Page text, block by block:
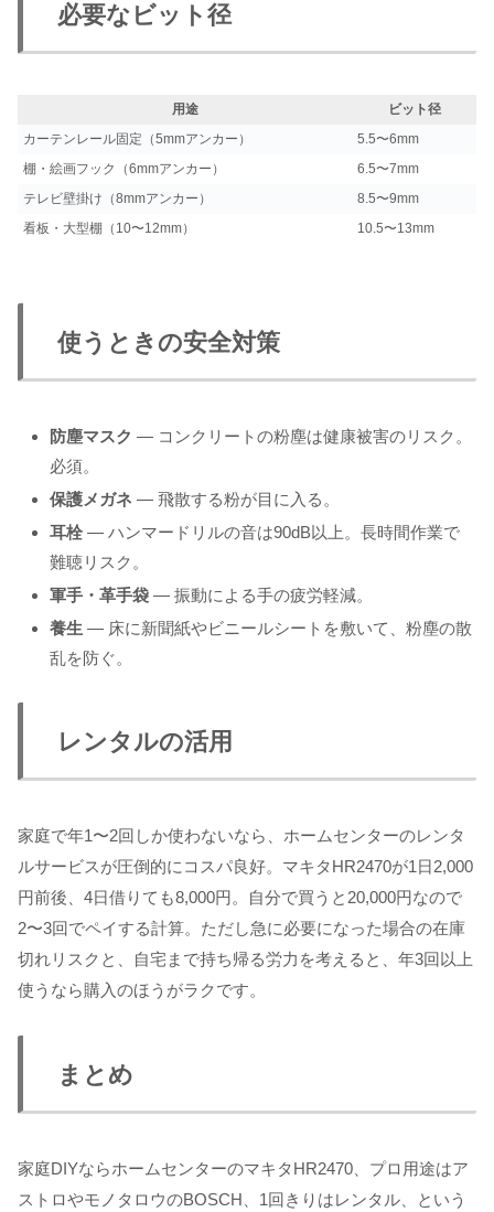
必要なビット径
用途
ビット径
カーテンレール固定（5mmアンカー）
5.5〜6mm
棚・絵画フック（6mmアンカー）
6.5〜7mm
テレビ壁掛け（8mmアンカー）
8.5〜9mm
看板・大型棚（10〜12mm）
10.5〜13mm
使うときの安全対策
防塵マスク — コンクリートの粉塵は健康被害のリスク。
必須。
保護メガネ — 飛散する粉が目に入る。
耳栓 — ハンマードリルの音は90dB以上。長時間作業で
難聴リスク。
軍手・革手袋 — 振動による手の疲労軽減。
養生 — 床に新聞紙やビニールシートを敷いて、粉塵の散
乱を防ぐ。
レンタルの活用
家庭で年1〜2回しか使わないなら、ホームセンターのレンタ
ルサービスが圧倒的にコスパ良好。マキタHR2470が1日2,000
円前後、4日借りても8,000円。自分で買うと20,000円なので
2〜3回でペイする計算。ただし急に必要になった場合の在庫
切れリスクと、自宅まで持ち帰る労力を考えると、年3回以上
使うなら購入のほうがラクです。
まとめ
家庭DIYならホームセンターのマキタHR2470、プロ用途はア
ストロやモノタロウのBOSCH、1回きりはレンタル、という